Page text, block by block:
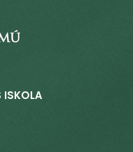
ISKOLA